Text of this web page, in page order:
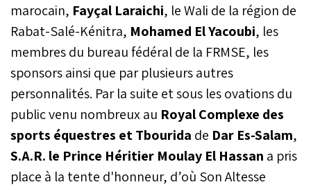
marocain, Fayçal Laraichi, le Wali de la région de
Rabat-Salé-Kénitra, Mohamed El Yacoubi, les
membres du bureau fédéral de la FRMSE, les
sponsors ainsi que par plusieurs autres
personnalités. Par la suite et sous les ovations du
public venu nombreux au Royal Complexe des
sports équestres et Tbourida de Dar Es-Salam,
S.A.R. le Prince Héritier Moulay El Hassan a pris
place à la tente d'honneur, d’où Son Altesse